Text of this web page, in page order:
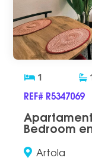
1
REF# R5347069
Bedroom
Artola